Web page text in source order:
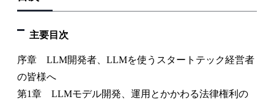
主要目次
序章 LLM開発者、LLMを使うスタートテック経営者
の皆様へ
第1章 LLMモデル開発、運用とかかわる法律権利の